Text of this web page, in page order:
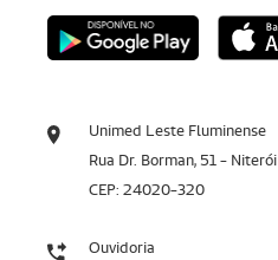
Unimed Leste Fluminense
Rua Dr. Borman, 51 -
CEP: 24020-320
Ouvidoria